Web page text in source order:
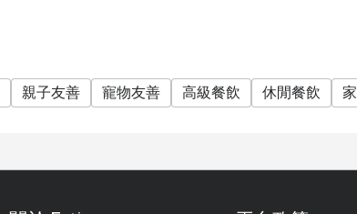
親子友善 寵物友善 高級餐飲 休閒餐飲